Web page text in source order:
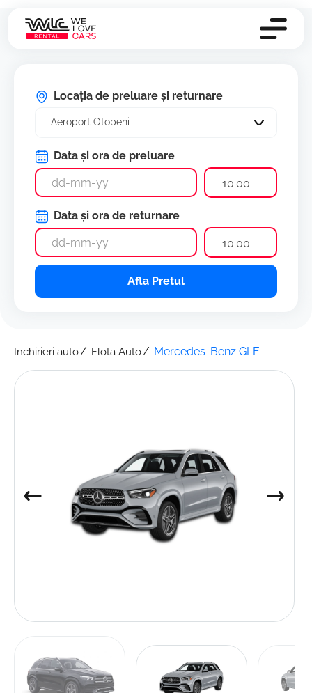
Locația de preluare și returnare
Aeroport Otopeni
Data și ora de preluare
10:00
Data și ora de returnare
10:00
Afla Pretul
Inchirieri auto Flota Auto Mercedes-Benz GLE